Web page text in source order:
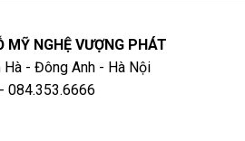
MỸ NGHỆ VƯỢNG PHÁT
Hà - Đông Anh - Hà Nội
084.353.6666